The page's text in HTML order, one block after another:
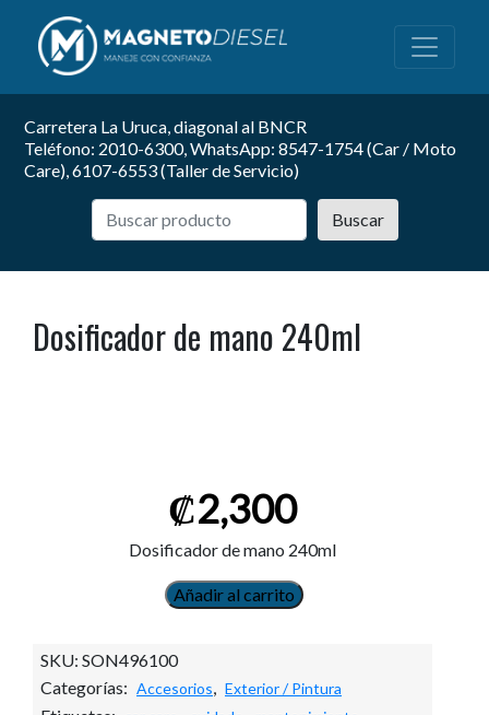
Carretera La Uruca, diagonal al BNCR
Teléfono: 2010-6300, WhatsApp: 8547-1754 (Car / Moto
Care), 6107-6553 (Taller de Servicio)
Buscar
Dosificador de mano 240ml
₡2,300
Dosificador de mano 240ml
Dosificador
240ml
cantidad
Añadir al carrito
SKU: SON496100
Categorías: Accesorios, Exterior / Pintura